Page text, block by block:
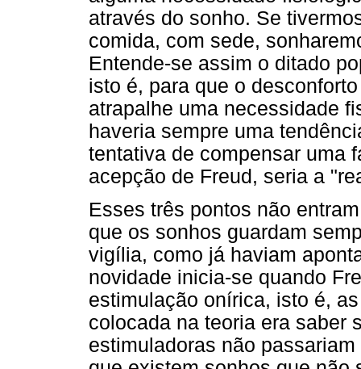
através do sonho. Se
comida, com sede,
Entende-se assim o ditado
isto é, para que o
atrapalhe uma necessidade
haveria sempre uma
tentativa de compensar uma
acepção de Freud, seria a
Esses três pontos não
que os sonhos guardam
vigília, como já haviam
novidade inicia-se quando
estimulação onírica, isto é,
colocada na teoria era saber
estimuladoras não